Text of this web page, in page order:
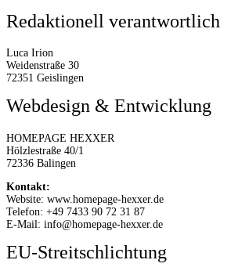
Redaktionell verantwortlich
Luca Irion
Weidenstraße 30
72351 Geislingen
Webdesign & Entwicklung
HOMEPAGE HEXXER
Hölzlestraße 40/1
72336 Balingen
Kontakt:
Website: www.homepage-hexxer.de
Telefon: +49 7433 90 72 31 87
E-Mail: info@homepage-hexxer.de
EU-Streitschlichtung